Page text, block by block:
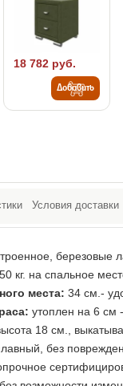
18 782 руб.
Добавить
Условия доставки
березовые
кг. на спальное
места: 34 см.-
утоплен на 6 см
18 см.,
без